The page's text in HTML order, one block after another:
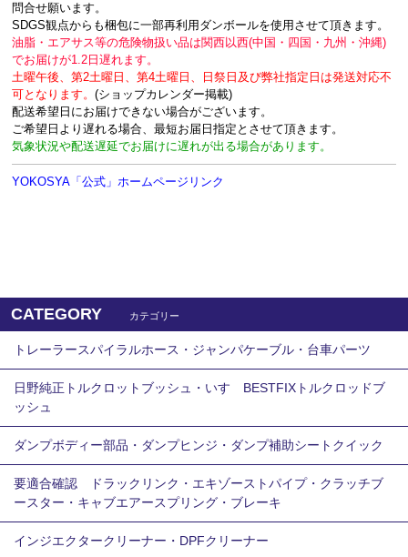
問合せ願います。
SDGS観点からも梱包に一部再利用ダンボールを使用させて頂きます。
油脂・エアサス等の危険物扱い品は関西以西(中国・四国・九州・沖縄)
でお届けが1.2日遅れます。
土曜午後、第2土曜日、第4土曜日、日祭日及び弊社指定日は発送対応不
可となります。(ショップカレンダー掲載)
配送希望日にお届けできない場合がございます。
ご希望日より遅れる場合、最短お届日指定とさせて頂きます。
気象状況や配送遅延でお届けに遅れが出る場合があります。
YOKOSYA「公式」ホームページリンク
CATEGORY カテゴリー
トレーラースパイラルホース・ジャンパケーブル・台車パーツ
日野純正トルクロットブッシュ・いすゞBESTFIXトルクロッドブ
ッシュ
ダンプボディー部品・ダンプヒンジ・ダンプ補助シートクイック
要適合確認 ドラックリンク・エキゾーストパイプ・クラッチブ
ースター・キャブエアースプリング・ブレーキ
インジエクタークリーナー・DPFクリーナー